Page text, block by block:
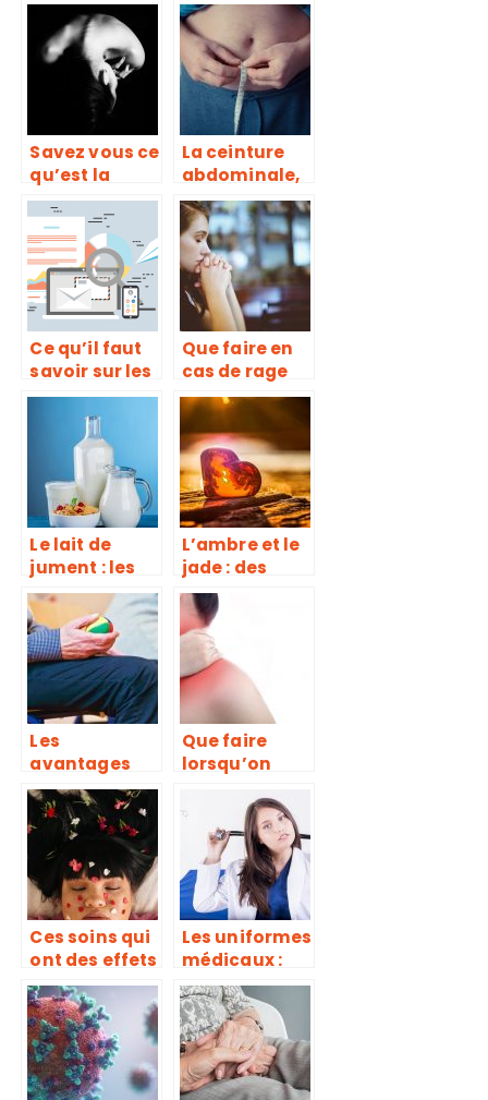
maladie qui
se soigne ou
une douleur
qui se calme ?
compléments
alimentaires
pour
déstockage
des graisses
Savez vous ce
qu’est la
cruralgie ?
La ceinture
abdominale,
pour
échapper aux
formes
disgracieuses
Ce qu’il faut
savoir sur les
pharmacies
en ligne
Que faire en
cas de rage
de dents?
Le lait de
jument : les
points
essentiels
L’ambre et le
jade : des
pierres pour
renforcer
notre santé
Les
avantages
d’un EHPAD
pour les
séniors
Que faire
lorsqu’on
mal de cou ?
Ces soins qui
ont des effets
santés, mais
que l’on
confond avec
des soins de
beauté!
Les uniformes
médicaux :
caractéristiq
ues et
obligations